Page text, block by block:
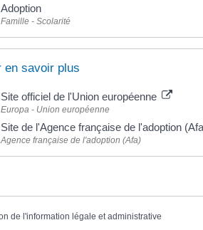
Adoption
Famille - Scolarité
en savoir plus
Site officiel de l'Union européenne
Europa - Union européenne
Site de l'Agence française de l'adoption
Agence française de l'adoption (Afa)
de l'information légale et administrative